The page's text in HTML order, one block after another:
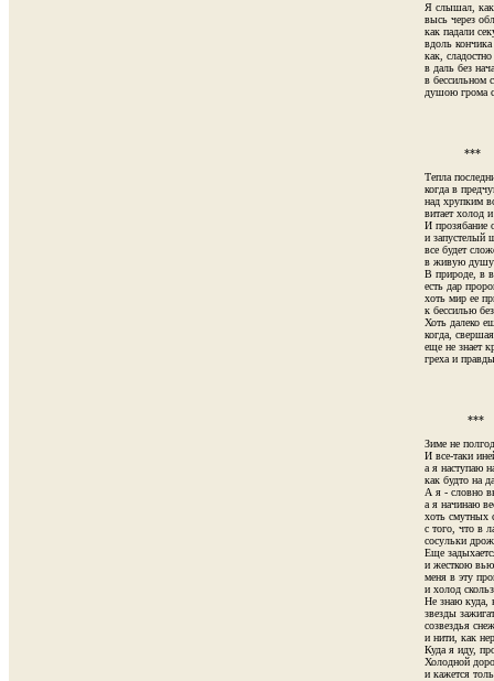
Я слышал, как
высь через
как падали
вдоль
как,
в даль без
в бессильном
душою грома
            ***
Тепла
когда в
над хрупким
витает холод
И прозябание
и запустелый
все будет
в живую душу
В природе, в
есть дар
хоть мир ее
к бессилью
Хоть далеко
когда,
еще не знает
греха и
             ***
Зиме не
И все-таки
а я наступаю
как будто на
А я - словно
а я начинаю
хоть смутных
с того, что в
сосульки
Еще
и жесткою
меня в эту
и холод
Не знаю куда,
звезды
созвездья
и нити, как
Куда я иду,
Холодной
и кажется